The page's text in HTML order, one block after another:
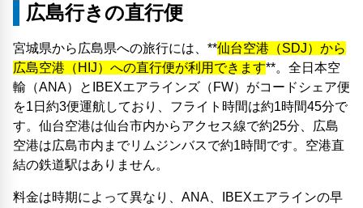
広島行きの直行便
宮城県から広島県への旅行には、**仙台空港（SDJ）から
広島空港（HIJ）への直行便が利用できます**。全日本空
輸（ANA）とIBEXエアラインズ（FW）がコードシェア便
を1日約3便運航しており、フライト時間は約1時間45分で
す。仙台空港は仙台市内からアクセス線で約25分、広島
空港は広島市内までリムジンバスで約1時間です。空港直
結の鉄道駅はありません。
料金は時期によって異なり、ANA、IBEXエアラインの早